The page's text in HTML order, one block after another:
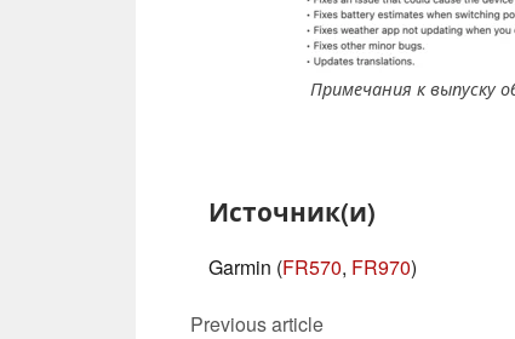
Примечания к выпуску
Источник(и)
Garmin (FR570, FR970)
Previous article